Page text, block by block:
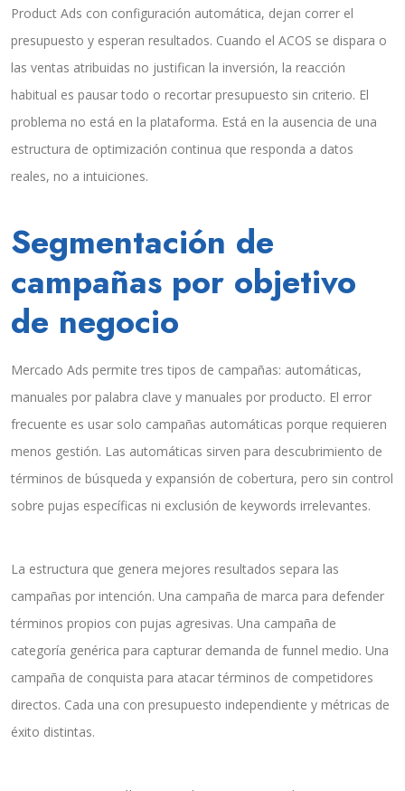
Product Ads con configuración automática, dejan correr el
presupuesto y esperan resultados. Cuando el ACOS se dispara o
las ventas atribuidas no justifican la inversión, la reacción
habitual es pausar todo o recortar presupuesto sin criterio. El
problema no está en la plataforma. Está en la ausencia de una
estructura de optimización continua que responda a datos
reales, no a intuiciones.
Segmentación de
campañas por objetivo
de negocio
Mercado Ads permite tres tipos de campañas: automáticas,
manuales por palabra clave y manuales por producto. El error
frecuente es usar solo campañas automáticas porque requieren
menos gestión. Las automáticas sirven para descubrimiento de
términos de búsqueda y expansión de cobertura, pero sin control
sobre pujas específicas ni exclusión de keywords irrelevantes.
La estructura que genera mejores resultados separa las
campañas por intención. Una campaña de marca para defender
términos propios con pujas agresivas. Una campaña de
categoría genérica para capturar demanda de funnel medio. Una
campaña de conquista para atacar términos de competidores
directos. Cada una con presupuesto independiente y métricas de
éxito distintas.